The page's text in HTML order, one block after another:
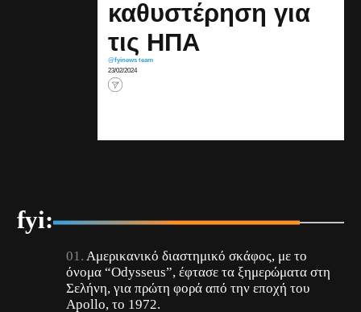
καθυστέρηση για
τις ΗΠΑ
@fyinews team
23/02/2024
fyi:
Αμερικανικό διαστημικό σκάφος, με το
όνομα “Odysseus”, έφτασε τα ξημερώματα στη
Σελήνη, για πρώτη φορά από την εποχή του
Apollo, το 1972.